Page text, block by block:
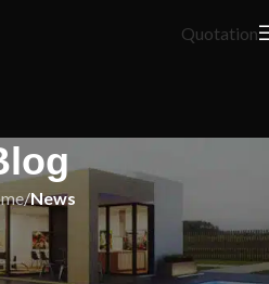
Quotation
/News
NEWS
& Bilik Mandi